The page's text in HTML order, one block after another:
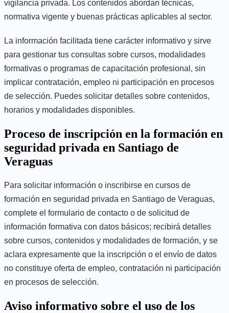
vigilancia privada. Los contenidos abordan técnicas,
normativa vigente y buenas prácticas aplicables al sector.
La información facilitada tiene carácter informativo y sirve
para gestionar tus consultas sobre cursos, modalidades
formativas o programas de capacitación profesional, sin
implicar contratación, empleo ni participación en procesos
de selección. Puedes solicitar detalles sobre contenidos,
horarios y modalidades disponibles.
Proceso de inscripción en la formación en
seguridad privada en Santiago de
Veraguas
Para solicitar información o inscribirse en cursos de
formación en seguridad privada en Santiago de Veraguas,
complete el formulario de contacto o de solicitud de
información formativa con datos básicos; recibirá detalles
sobre cursos, contenidos y modalidades de formación, y se
aclara expresamente que la inscripción o el envío de datos
no constituye oferta de empleo, contratación ni participación
en procesos de selección.
Aviso informativo sobre el uso de los